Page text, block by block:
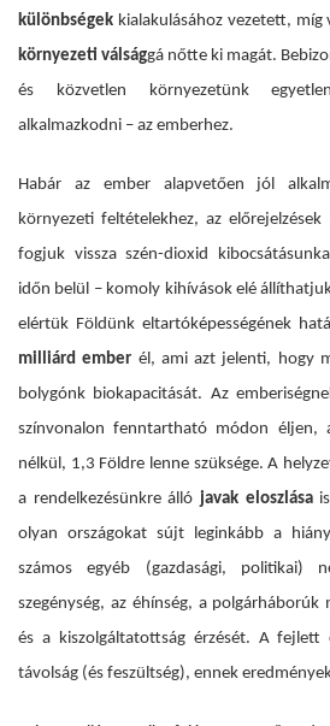
különbségek kialakulásához vezetett, míg
környezeti válsággá nőtte ki magát.
és közvetlen környezetünk
alkalmazkodni – az emberhez.
Habár az ember alapvetően jól
környezeti feltételekhez, az
fogjuk vissza szén-dioxid
időn belül – komoly kihívások elé
elértük Földünk eltartóképességének
milliárd ember él, ami azt jelenti, hogy
bolygónk biokapacitását. Az
színvonalon fenntartható módon éljen,
nélkül, 1,3 Földre lenne szüksége. A
a rendelkezésünkre álló javak eloszlása is
olyan országokat sújt leginkább a
számos egyéb (gazdasági, politikai)
szegénység, az éhínség, a
és a kiszolgáltatottság érzését. A
távolság (és feszültség), ennek